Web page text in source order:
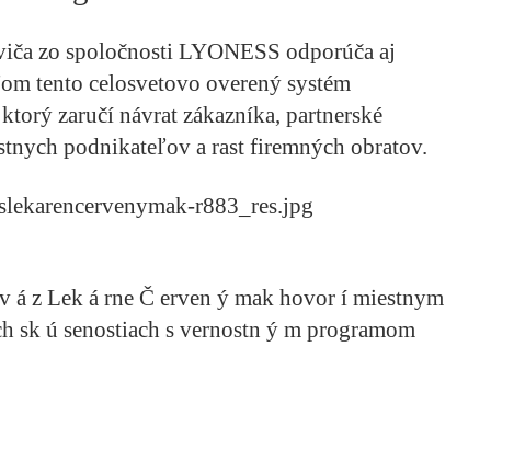
zo spoločnosti LYONESS odporúča aj
tento celosvetovo overený systém
zaručí návrat zákazníka, partnerské
podnikateľov a rast firemných obratov.
á z Lek á rne Č erven ý mak hovor í miestnym
sk ú senostiach s vernostn ý m programom